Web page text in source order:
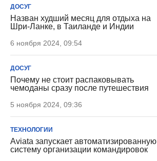
ДОСУГ
Назван худший месяц для отдыха на
Шри-Ланке, в Таиланде и Индии
6 ноября 2024, 09:54
ДОСУГ
Почему не стоит распаковывать
чемоданы сразу после путешествия
5 ноября 2024, 09:36
ТЕХНОЛОГИИ
Aviata запускает автоматизированную
систему организации командировок